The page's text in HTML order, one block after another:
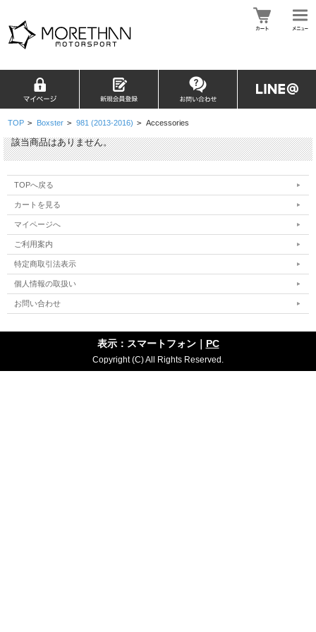
TOP > Boxster > 981 (2013-2016) > Accessories
該当商品はありません。
TOPへ戻る
カートを見る
マイページへ
ご利用案内
特定商取引法表示
個人情報の取扱い
お問い合わせ
表示：スマートフォン｜ PC
Copyright (C) All Rights Reserved.